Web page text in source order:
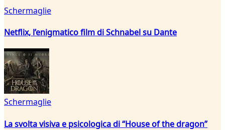
Schermaglie
Netflix, l’enigmatico film di Schnabel su Dante
Schermaglie
La svolta visiva e psicologica di “House of the dragon”